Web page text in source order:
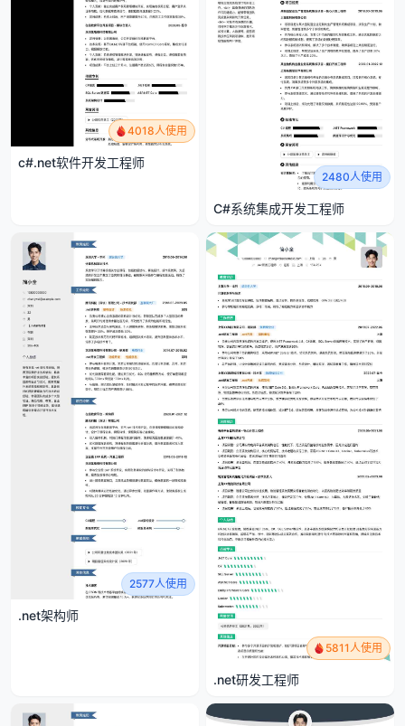
4018人使用
c#.net软件开发工程师
2480人使用
C#系统集成开发工程师
2577人使用
.net架构师
5811人使用
.net研发工程师